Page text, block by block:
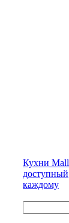
Кухни Mall
доступный
каждому